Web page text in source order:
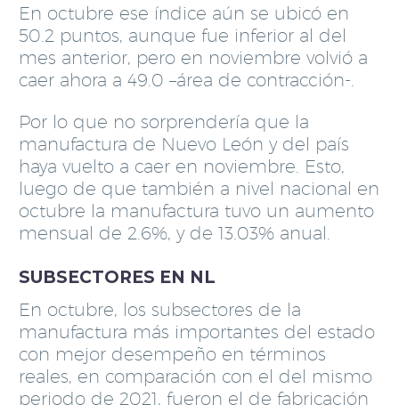
En octubre ese índice aún se ubicó en
50.2 puntos, aunque fue inferior al del
mes anterior, pero en noviembre volvió a
caer ahora a 49.0 –área de contracción-.
Por lo que no sorprendería que la
manufactura de Nuevo León y del país
haya vuelto a caer en noviembre. Esto,
luego de que también a nivel nacional en
octubre la manufactura tuvo un aumento
mensual de 2.6%, y de 13.03% anual.
SUBSECTORES EN NL
En octubre, los subsectores de la
manufactura más importantes del estado
con mejor desempeño en términos
reales, en comparación con el del mismo
periodo de 2021, fueron el de fabricación